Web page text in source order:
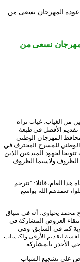
المهرجان نسعى من
نسعى من
من الغياب، غياب نراه
تقديم الأفضل في طبعة
المهرجان الوطني
الوطني للمسرح المحترف في
تتويجا لجهود المبدعين الذين
ولاسيما الظروف
هذا العام، قائلا: “نترحم
تغمدهم الله بواسع
14 للمهرجان، أوضح محمد يحياوي، أنه في سياق
العروض المشاركة في
كما في السابق، وهي
لتقديم الأرقى واكتساب
الأجدر بالمشاركة.
على تشجيع الشباب